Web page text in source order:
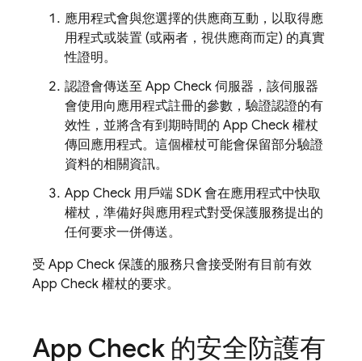
應用程式會與您選擇的供應商互動，以取得應
用程式或裝置 (或兩者，視供應商而定) 的真實
性證明。
認證會傳送至 App Check 伺服器，該伺服器
會使用向應用程式註冊的參數，驗證認證的有
效性，並將含有到期時間的 App Check 權杖
傳回應用程式。這個權杖可能會保留部分驗證
資料的相關資訊。
App Check 用戶端 SDK 會在應用程式中快取
權杖，準備好與應用程式對受保護服務提出的
任何要求一併傳送。
受 App Check 保護的服務只會接受附有目前有效
App Check 權杖的要求。
App Check 的安全防護有